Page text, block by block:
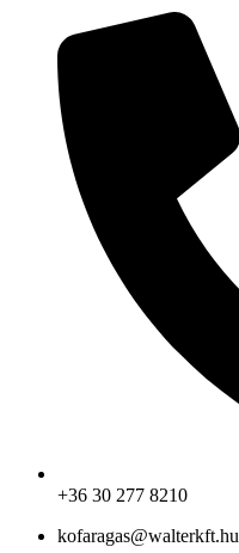
+36 30 277 8210
kofaragas@walterkft.hu